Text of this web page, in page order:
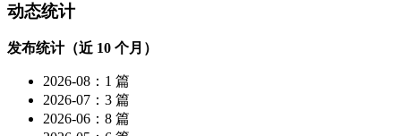
动态统计
发布统计（近 10 个月）
2026-08：1 篇
2026-07：3 篇
2026-06：8 篇